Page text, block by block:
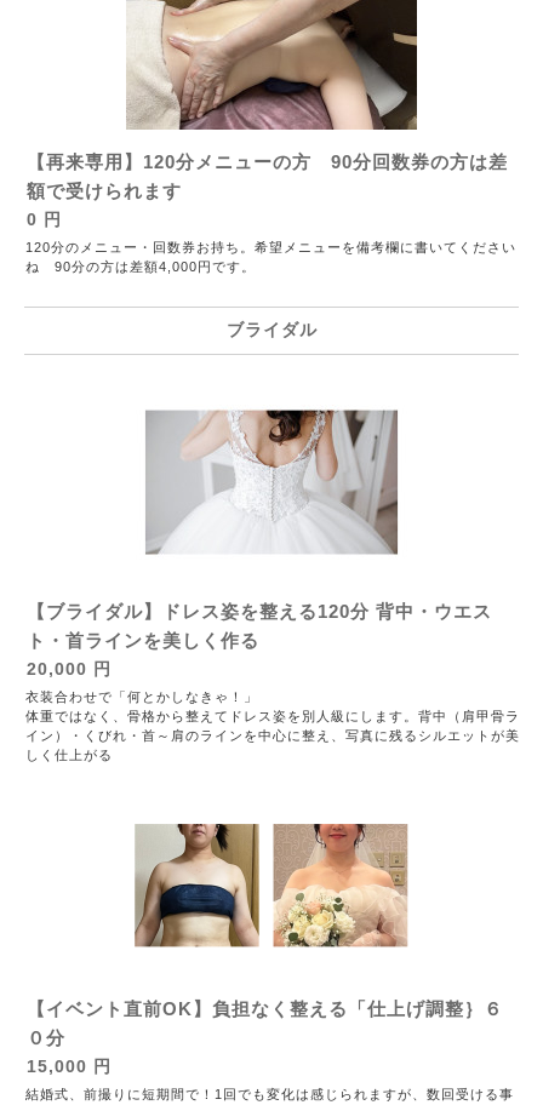
【再来専用】120分メニューの方 90分回数券の方は差
額で受けられます
0 円
120分のメニュー・回数券お持ち。希望メニューを備考欄に書いてください
ね 90分の方は差額4,000円です。
ブライダル
【ブライダル】ドレス姿を整える120分 背中・ウエス
ト・首ラインを美しく作る
20,000 円
衣装合わせで「何とかしなきゃ！」
体重ではなく、骨格から整えてドレス姿を別人級にします。背中（肩甲骨ラ
イン）・くびれ・首～肩のラインを中心に整え、写真に残るシルエットが美
しく仕上がる
【イベント直前OK】負担なく整える「仕上げ調整｝６
０分
15,000 円
結婚式、前撮りに短期間で！1回でも変化は感じられますが、数回受ける事